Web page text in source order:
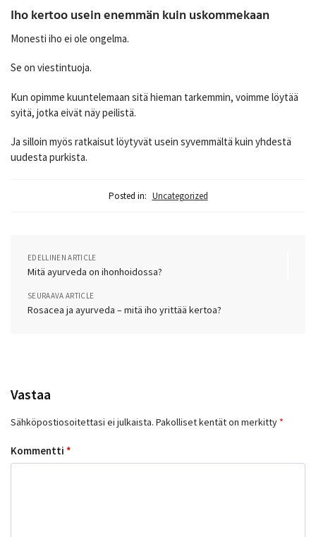
Iho kertoo usein enemmän kuin uskommekaan
Monesti iho ei ole ongelma.
Se on viestintuoja.
Kun opimme kuuntelemaan sitä hieman tarkemmin, voimme löytää
syitä, jotka eivät näy peilistä.
Ja silloin myös ratkaisut löytyvät usein syvemmältä kuin yhdestä
uudesta purkista.
Posted in: Uncategorized
EDELLINEN ARTICLE
Mitä ayurveda on ihonhoidossa?
SEURAAVA ARTICLE
Rosacea ja ayurveda – mitä iho yrittää kertoa?
Vastaa
Sähköpostiosoitettasi ei julkaista. Pakolliset kentät on merkitty *
Kommentti *